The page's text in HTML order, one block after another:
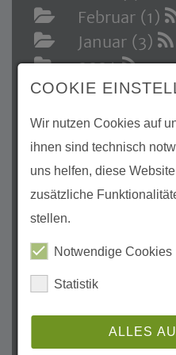
Februar (1)
Januar (3)
2024
Dezember
November
Oktober (1)
August (1)
Juli (3)
März (1)
Februar (2)
Januar (1)
2023
COOKIE
Wir nutzen Cookies auf
ihnen sind technisch
uns helfen, diese
zusätzliche
stellen.
Notwendige Cookies
Statistik
ALLES